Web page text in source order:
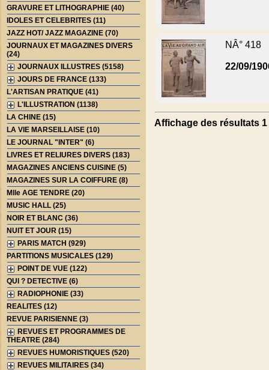
GRAVURE ET LITHOGRAPHIE (40)
IDOLES ET CELEBRITES (11)
JAZZ HOT/ JAZZ MAGAZINE (70)
JOURNAUX ET MAGAZINES DIVERS
(24)
JOURNAUX ILLUSTRES (5158)
JOURS DE FRANCE (133)
L'ARTISAN PRATIQUE (41)
L'ILLUSTRATION (1138)
LA CHINE (15)
LA VIE MARSEILLAISE (10)
LE JOURNAL "INTER" (6)
LIVRES ET RELIURES DIVERS (183)
MAGAZINES ANCIENS CUISINE (5)
MAGAZINES SUR LA COIFFURE (8)
Mlle AGE TENDRE (20)
MUSIC HALL (25)
NOIR ET BLANC (36)
NUIT ET JOUR (15)
PARIS MATCH (929)
PARTITIONS MUSICALES (129)
POINT DE VUE (122)
QUI ? DETECTIVE (6)
RADIOPHONIE (33)
REALITES (12)
REVUE PARISIENNE (3)
REVUES ET PROGRAMMES DE
THEATRE (284)
REVUES HUMORISTIQUES (520)
REVUES MILITAIRES (34)
NÂ° 418
22/09/
Affichage des résultats